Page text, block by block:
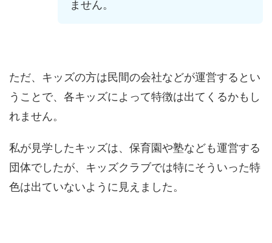
ません。
ただ、キッズの方は民間の会社などが運営するとい
うことで、各キッズによって特徴は出てくるかもし
れません。
私が見学したキッズは、保育園や塾なども運営する
団体でしたが、キッズクラブでは特にそういった特
色は出ていないように見えました。